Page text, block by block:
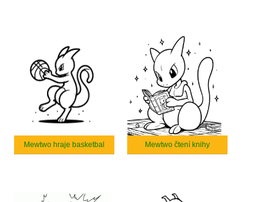
Mewtwo hraje basketbal Mewtwo čtení knihy